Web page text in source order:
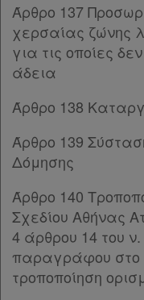
Άρθρο 137
χερσαίας ζώνης
για τις οποίες
άδεια
Άρθρο 138
Άρθρο 139
Δόμησης
Άρθρο 140
Σχεδίου Αθήνας
4 άρθρου 14 του
παραγράφου στο
τροποποίηση